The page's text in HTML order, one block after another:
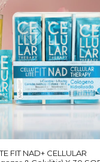
FIT NAD+ CELLULAR